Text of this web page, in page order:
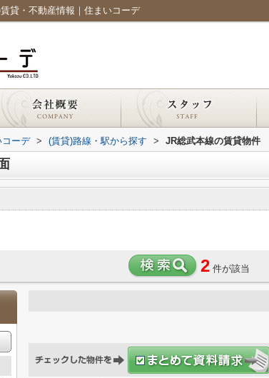
貸・不動産情報｜住まいコーデ
コーデ > (賃貸)路線・駅から探す > JR総武本線の賃貸物件
2 件が該当